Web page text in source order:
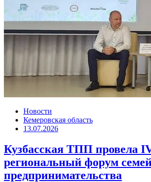
Новости
Кемеровская область
13.07.2026
Кузбасская ТПП провела
региональный форум
предпринимательства